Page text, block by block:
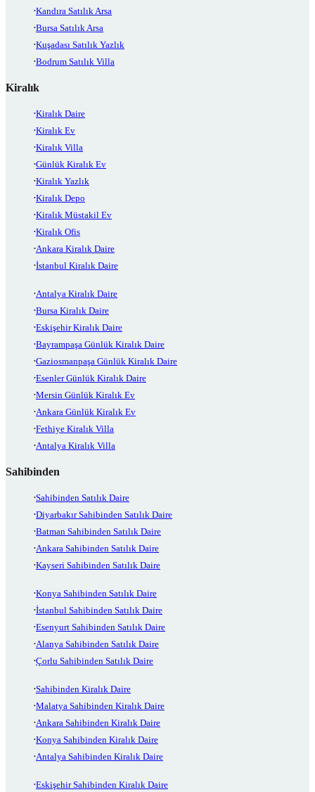
Kandıra Satılık Arsa
Bursa Satılık Arsa
Kuşadası Satılık Yazlık
Bodrum Satılık Villa
Kiralık
Kiralık Daire
Kiralık Ev
Kiralık Villa
Günlük Kiralık Ev
Kiralık Yazlık
Kiralık Depo
Kiralık Müstakil Ev
Kiralık Ofis
Ankara Kiralık Daire
İstanbul Kiralık Daire
Antalya Kiralık Daire
Bursa Kiralık Daire
Eskişehir Kiralık Daire
Bayrampaşa Günlük Kiralık Daire
Gaziosmanpaşa Günlük Kiralık Daire
Esenler Günlük Kiralık Daire
Mersin Günlük Kiralık Ev
Ankara Günlük Kiralık Ev
Fethiye Kiralık Villa
Antalya Kiralık Villa
Sahibinden
Sahibinden Satılık Daire
Diyarbakır Sahibinden Satılık Daire
Batman Sahibinden Satılık Daire
Ankara Sahibinden Satılık Daire
Kayseri Sahibinden Satılık Daire
Konya Sahibinden Satılık Daire
İstanbul Sahibinden Satılık Daire
Esenyurt Sahibinden Satılık Daire
Alanya Sahibinden Satılık Daire
Çorlu Sahibinden Satılık Daire
Sahibinden Kiralık Daire
Malatya Sahibinden Kiralık Daire
Ankara Sahibinden Kiralık Daire
Konya Sahibinden Kiralık Daire
Antalya Sahibinden Kiralık Daire
Eskişehir Sahibinden Kiralık Daire